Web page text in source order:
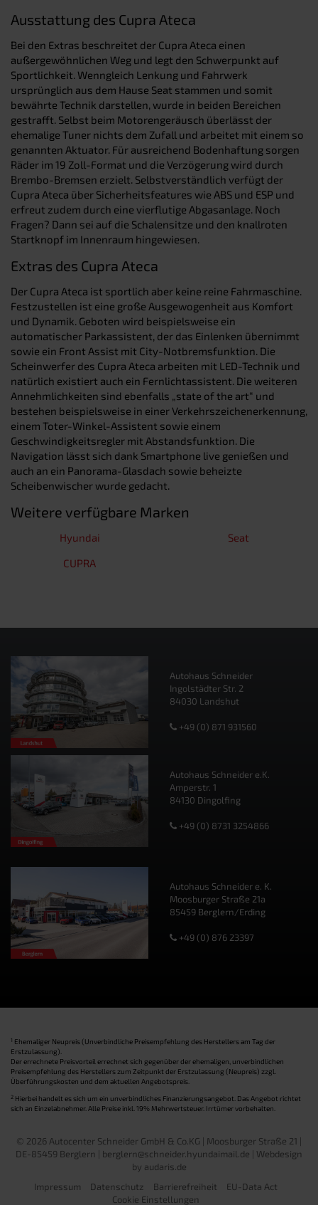
Ausstattung des Cupra Ateca
Bei den Extras beschreitet der Cupra Ateca einen
außergewöhnlichen Weg und legt den Schwerpunkt auf
Sportlichkeit. Wenngleich Lenkung und Fahrwerk
ursprünglich aus dem Hause Seat stammen und somit
bewährte Technik darstellen, wurde in beiden Bereichen
gestrafft. Selbst beim Motorengeräusch überlässt der
ehemalige Tuner nichts dem Zufall und arbeitet mit einem so
genannten Aktuator. Für ausreichend Bodenhaftung sorgen
Räder im 19 Zoll-Format und die Verzögerung wird durch
Brembo-Bremsen erzielt. Selbstverständlich verfügt der
Cupra Ateca über Sicherheitsfeatures wie ABS und ESP und
erfreut zudem durch eine vierflutige Abgasanlage. Noch
Fragen? Dann sei auf die Schalensitze und den knallroten
Startknopf im Innenraum hingewiesen.
Extras des Cupra Ateca
Der Cupra Ateca ist sportlich aber keine reine Fahrmaschine.
Festzustellen ist eine große Ausgewogenheit aus Komfort
und Dynamik. Geboten wird beispielsweise ein
automatischer Parkassistent, der das Einlenken übernimmt
sowie ein Front Assist mit City-Notbremsfunktion. Die
Scheinwerfer des Cupra Ateca arbeiten mit LED-Technik und
natürlich existiert auch ein Fernlichtassistent. Die weiteren
Annehmlichkeiten sind ebenfalls „state of the art“ und
bestehen beispielsweise in einer Verkehrszeichenerkennung,
einem Toter-Winkel-Assistent sowie einem
Geschwindigkeitsregler mit Abstandsfunktion. Die
Navigation lässt sich dank Smartphone live genießen und
auch an ein Panorama-Glasdach sowie beheizte
Scheibenwischer wurde gedacht.
Weitere verfügbare Marken
Hyundai
Seat
CUPRA
Autohaus Schneider
Ingolstädter Str. 2
84030 Landshut
+49 (0) 871 931560
Autohaus Schneider e.K.
Amperstr. 1
84130 Dingolfing
+49 (0) 8731 3254866
Autohaus Schneider e. K.
Moosburger Straße 21a
85459 Berglern/Erding
+49 (0) 876 23397
1 Ehemaliger Neupreis (Unverbindliche Preisempfehlung des Herstellers am Tag der
Erstzulassung).
Der errechnete Preisvorteil errechnet sich gegenüber der ehemaligen, unverbindlichen
Preisempfehlung des Herstellers zum Zeitpunkt der Erstzulassung (Neupreis) zzgl.
Überführungskosten und dem aktuellen Angebotspreis.
2 Hierbei handelt es sich um ein unverbindliches Finanzierungsangebot. Das Angebot richtet
sich an Einzelabnehmer. Alle Preise inkl. 19% Mehrwertsteuer. Irrtümer vorbehalten.
© 2026 Autocenter Schneider GmbH & Co.KG | Moosburger Straße 21 |
DE-85459 Berglern | berglern@schneider.hyundaimail.de | Webdesign
by audaris.de
Impressum
Datenschutz Barrierefreiheit
EU-Data Act
Cookie Einstellungen